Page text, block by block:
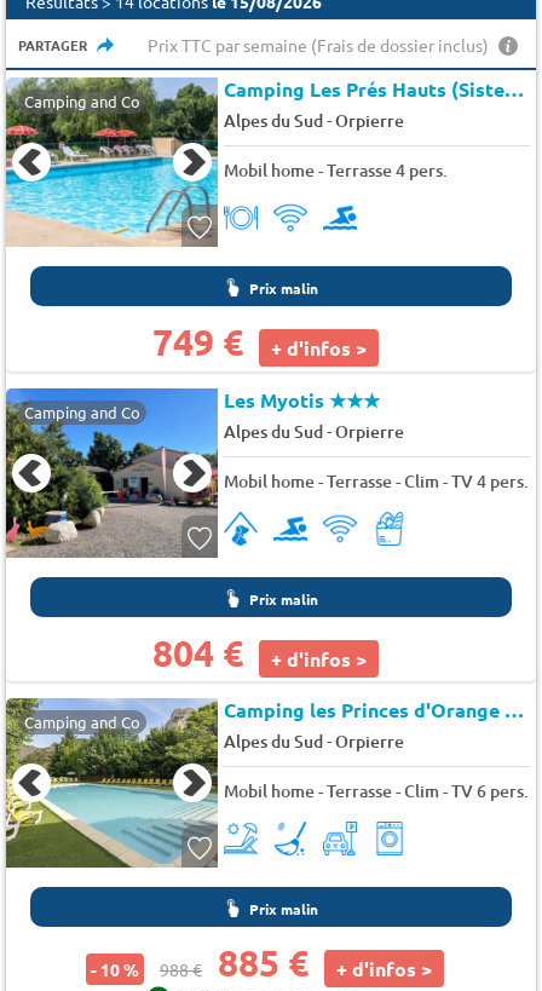
PARTAGER Prix TTC par semaine (Frais de dossier inclus)
Camping and Co Camping Les Prés Hauts (Sisteron à 7 km)
Alpes du Sud-Orpierre
Mobil home - Terrasse 4 pers.
Prix malin
749 € + d'infos >
Camping and Co Les Myotis★★★
Alpes du Sud-Orpierre
Mobil home - Terrasse - Clim - TV 4 pers.
Prix malin
804 € + d'infos >
Camping and Co Camping les Princes d'Orange
Alpes du Sud-Orpierre
Mobil home - Terrasse - Clim - TV 6 pers.
Prix malin
- 10 % 988 € 885 € + d'infos >